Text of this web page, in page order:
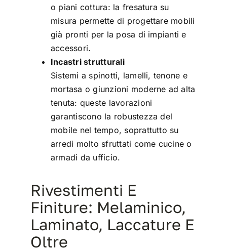
o piani cottura: la fresatura su
misura permette di progettare mobili
già pronti per la posa di impianti e
accessori.
Incastri strutturali
Sistemi a spinotti, lamelli, tenone e
mortasa o giunzioni moderne ad alta
tenuta: queste lavorazioni
garantiscono la robustezza del
mobile nel tempo, soprattutto su
arredi molto sfruttati come cucine o
armadi da ufficio.
Rivestimenti E
Finiture: Melaminico,
Laminato, Laccature E
Oltre